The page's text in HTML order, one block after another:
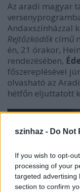
szinhaz - Do Not
If you wish to opt-
processing of your
targeted advertising
section to confirm
Az aradi magyar
Andaxszínházzal
Rejtőzködők című
én, 21 órakor,
rendezésében,
főszereplésével
olvasható az
hétfőn eljuttatott